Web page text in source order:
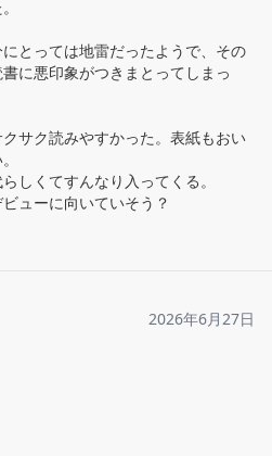
とっては地雷だったようで、その
に悪印象がつきまとってしまっ
サク読みやすかった。表紙もおい
しくてすんなり入ってくる。
ューに向いていそう？
2026年6月27日